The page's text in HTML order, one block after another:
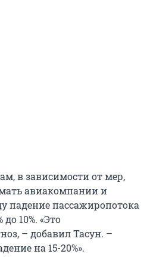
в зависимости от мер,
авиакомпании и
падение пассажиропотока
10%. «Это
– добавил Тасун. –
на 15-20%».